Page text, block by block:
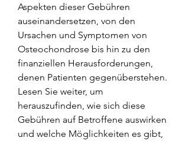
Aspekten dieser Gebühren
auseinandersetzen, von den
Ursachen und Symptomen von
Osteochondrose bis hin zu den
finanziellen Herausforderungen,
denen Patienten gegenüberstehen.
Lesen Sie weiter, um
herauszufinden, wie sich diese
Gebühren auf Betroffene auswirken
und welche Möglichkeiten es gibt,